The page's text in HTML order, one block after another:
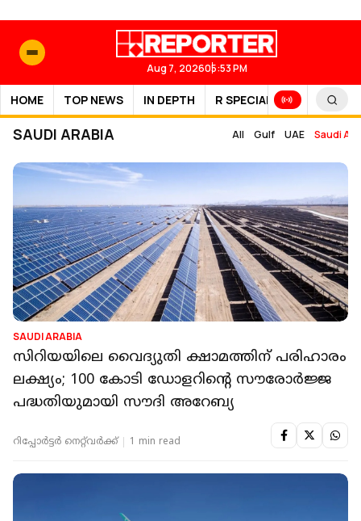
Aug 7, 202605:53 PM
HOME TOP NEWS IN DEPTH R SPECIAL SPORTS
SAUDI ARABIA All Gulf UAE Saudi
SAUDI ARABIA
സിറിയയിലെ വൈദ്യുതി ക്ഷാമത്തിന് പരിഹാരം
ലക്ഷ്യം; 100 കോടി ഡോളറിന്റെ സൗരോർജ്ജ
പദ്ധതിയുമായി സൗദി അറേബ്യ
റിപ്പോർട്ടർ നെറ്റ്‌വര്‍ക്ക്‌ 1 min read